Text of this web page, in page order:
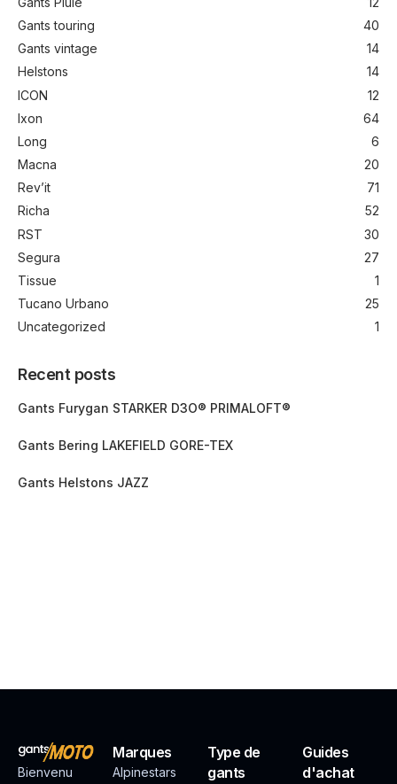
Gants touring
40
Gants vintage
14
Helstons
14
ICON
12
Ixon
64
Long
6
Macna
20
Rev’it
71
Richa
52
RST
30
Segura
27
Tissue
1
Tucano Urbano
25
Uncategorized
1
Recent posts
Gants Furygan STARKER D3O® PRIMALOFT®
Gants Bering LAKEFIELD GORE-TEX
Gants Helstons JAZZ
Bienvenu
Marques
Alpinestars
Type de
gants
Guides
d'achat